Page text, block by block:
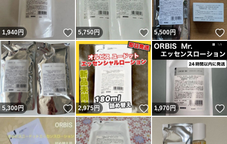
1,940円 いいね！
5,750円 いいね！
5,500円
5,300円 いいね！
2,975円 いいね！
1,970円